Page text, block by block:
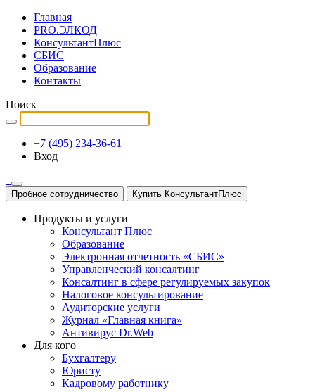
Главная
PRO.ЭЛКОД
КонсультантПлюс
СБИС
Образование
Контакты
Поиск
+7 (495) 234-36-61
Вход
Пробное сотрудничество Купить КонсультантПлюс
Продукты и услуги
Консультант Плюс
Образование
Электронная отчетность «СБИС»
Управленческий консалтинг
Консалтинг в сфере регулируемых закупок
Налоговое консультирование
Аудиторские услуги
Журнал «Главная книга»
Антивирус Dr.Web
Для кого
Бухгалтеру
Юристу
Кадровому работнику